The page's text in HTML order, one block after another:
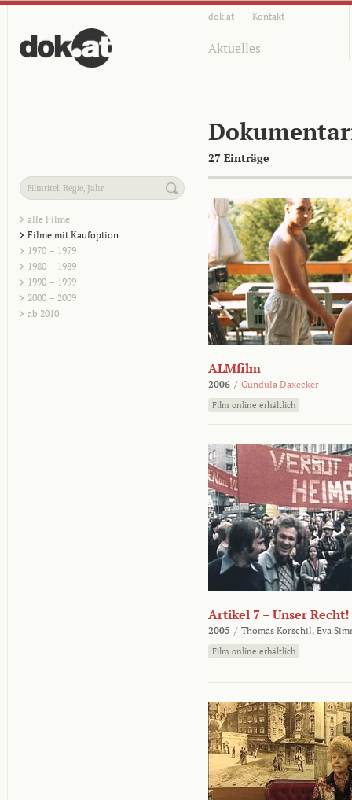
dok.at Kontakt
Aktuelles
27 Einträge
alle Filme
Filme mit Kaufoption
1970 – 1979
1980 – 1989
1990 – 1999
2000 – 2009
ab 2010
ALMfilm
2006 / Gundula Daxecker
Film online erhältlich
Artikel 7 – Unser Recht!
2005 / Thomas Korschil, Eva
Film online erhältlich